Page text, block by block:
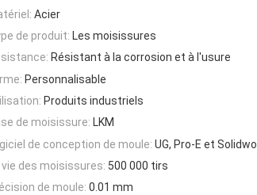
Acier
de produit: Les moisissures
Résistant à la corrosion et à l'usure
Personnalisable
Produits industriels
de moisissure: LKM
de conception de moule: UG, Pro-E et
vie des moisissures: 500 000 tirs
de moule: 0.01 mm